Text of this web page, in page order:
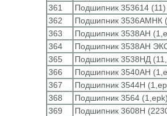
361
Подшипник 353614 (11)
362
Подшипник 3536АМНК
363
Подшипник 3538АН
364
Подшипник 3538АН
365
Подшипник 3538НД
366
Подшипник 3540АН
367
Подшипник 3544Н
368
Подшипник 3564
369
Подшипник 3608Н